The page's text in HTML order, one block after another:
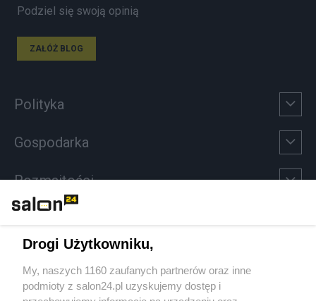
Podziel się swoją opinią
ZAŁÓŻ BLOG
Polityka
Gospodarka
Rozmaitości
Sport
Społeczeństwo
Drogi Użytkowniku,
My, naszych 1160 zaufanych partnerów oraz inne
podmioty z salon24.pl uzyskujemy dostęp i